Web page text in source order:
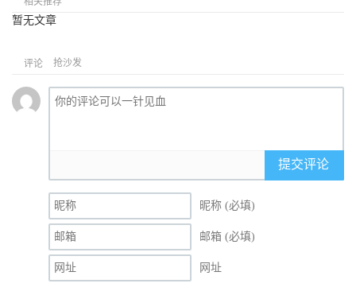
暂无文章
评论 抢沙发
提交评论
昵称 (必填)
邮箱 (必填)
网址